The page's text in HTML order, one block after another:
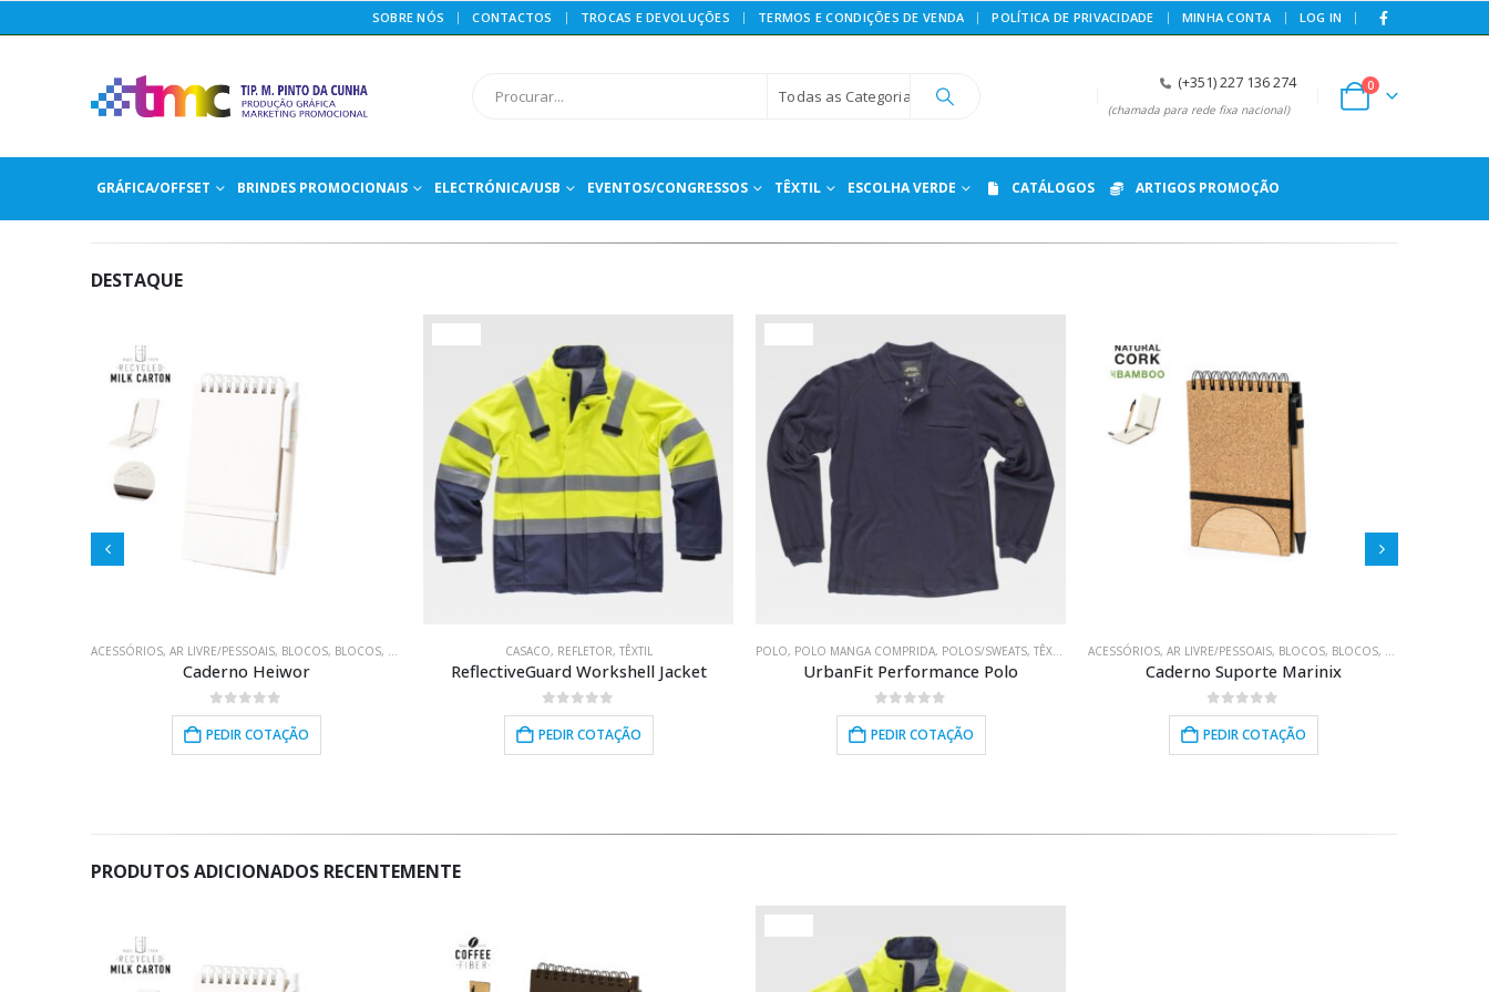
SOBRE NÓS CONTACTOS TROCAS E DEVOLUÇÕES TERMOS E CONDIÇÕES DE VENDA POLÍTICA DE PRIVACIDADE MINHA CONTA LOG IN |
Todas as Categorias
(+351) 227 136 274
(chamada para rede fixa nacional)
0
GRÁFICA/OFFSET BRINDES PROMOCIONAIS ELECTRÓNICA/USB EVENTOS/CONGRESSOS TÊXTIL ESCOLHA VERDE CATÁLOGOS ARTIGOS PROMOÇÃO
DESTAQUE
BRINDES PROMOCIONAIS,ELECTRÓNICA/USB,EQUIPAMENTOS ,REUNIÃO/ESCRITÓRIO,REUNIÃO/ESCRITÓRIO,USO PESSOAL
ACESSÓRIOS, AR LIVRE/PESSOAIS, BLOCOS, BLOCOS, BRINDES PROMOCIONAIS,ELECTRÓNICA/USB,EQUIPAMENTOS ESCOLHA VERDE,REUNIÃO/ESCRITÓRIO,REUNIÃO/ESCRITÓRIO,USO PESSOAL
Caderno Heiwor
0out of 5
PEDIR COTAÇÃO
CASACO, REFLETOR, TÊXTIL
ReflectiveGuard Workshell Jacket
0out of 5
PEDIR COTAÇÃO
POLO, POLO MANGA COMPRIDA, POLOS/SWEATS, TÊXTIL TRABALHO
UrbanFit Performance Polo
0out of 5
PEDIR COTAÇÃO
ACESSÓRIOS, AR LIVRE/PESSOAIS, BLOCOS, BLOCOS, BRINDES
Caderno Suporte Marinix
0out of 5
PEDIR COTAÇÃO
PRODUTOS ADICIONADOS RECENTEMENTE